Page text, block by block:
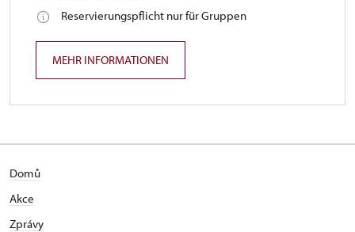
Reservierungspflicht nur für Gruppen
MEHR INFORMATIONEN
Domů
Akce
Zprávy